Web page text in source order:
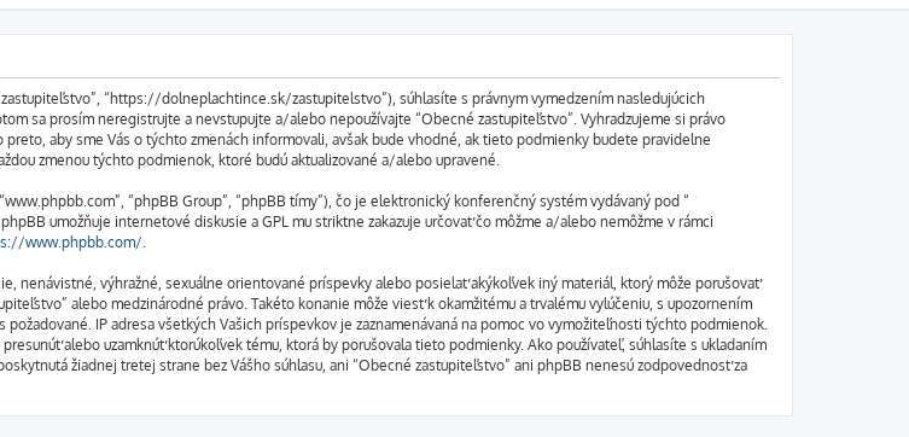
“https://dolneplachtince.sk/zastupitelstvo”), súhlasíte s právnym vymedzením nasledujúcich
sa prosím neregistrujte a nevstupujte a/alebo nepoužívajte “Obecné zastupiteľstvo”. Vyhradzujeme si právo
aby sme Vás o týchto zmenách informovali, avšak bude vhodné, ak tieto podmienky budete pravidelne
zmenou týchto podmienok, ktoré budú aktualizované a/alebo upravené.
“phpBB Group”, “phpBB tímy”), čo je elektronický konferenčný systém vydávaný pod “
umožňuje internetové diskusie a GPL mu striktne zakazuje určovať čo môžme a/alebo nemôžme v rámci
www.phpbb.com/.
nenávistné, výhražné, sexuálne orientované príspevky alebo posielať akýkoľvek iný materiál, ktorý môže porušovať
alebo medzinárodné právo. Takéto konanie môže viesť k okamžitému a trvalému vylúčeniu, s upozornením
IP adresa všetkých Vašich príspevkov je zaznamenávaná na pomoc vo vymožiteľnosti týchto podmienok.
alebo uzamknúť ktorúkoľvek tému, ktorá by porušovala tieto podmienky. Ako používateľ, súhlasíte s ukladaním
žiadnej tretej strane bez Vášho súhlasu, ani “Obecné zastupiteľstvo” ani phpBB nenesú zodpovednosť za